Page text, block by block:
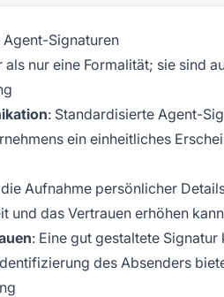
Signaturen
nur eine Formalität; sie sind
: Standardisierte Agent-
ein einheitliches
Aufnahme persönlicher
und das Vertrauen erhöhen
: Eine gut gestaltete
des Absenders